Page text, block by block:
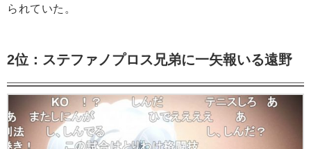
られていた。
2位：ステファノプロス兄弟に一矢報いる遠野